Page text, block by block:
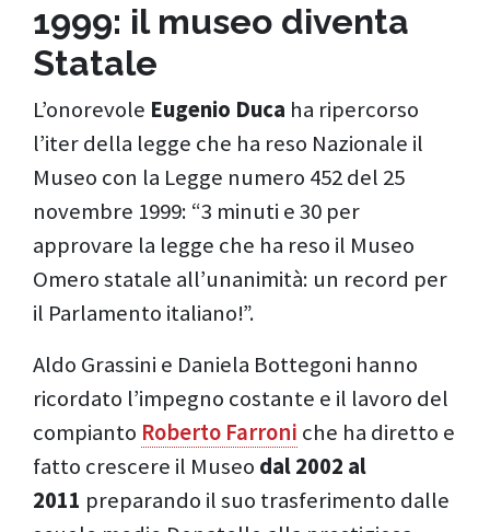
1999: il museo diventa
Statale
L’onorevole Eugenio Duca ha ripercorso
l’iter della legge che ha reso Nazionale il
Museo con la Legge numero 452 del 25
novembre 1999: “3 minuti e 30 per
approvare la legge che ha reso il Museo
Omero statale all’unanimità: un record per
il Parlamento italiano!”.
Aldo Grassini e Daniela Bottegoni hanno
ricordato l’impegno costante e il lavoro del
compianto Roberto Farroni che ha diretto e
fatto crescere il Museo dal 2002 al
2011 preparando il suo trasferimento dalle